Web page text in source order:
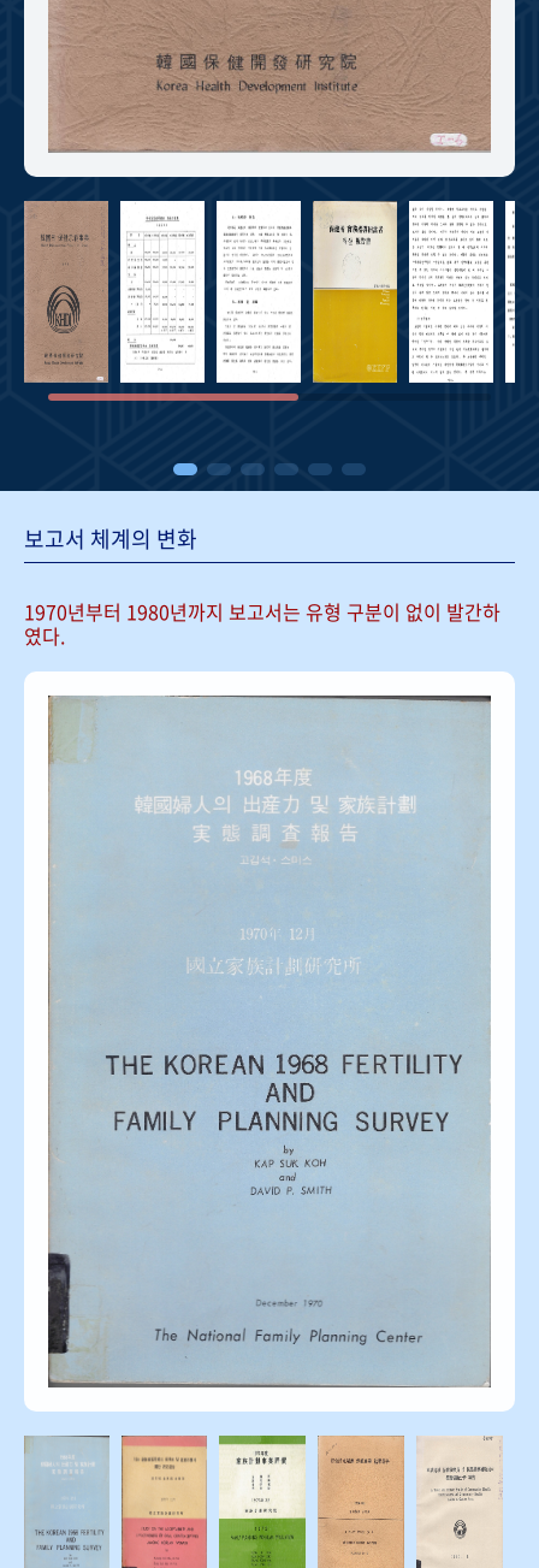
보고서 체계의 변화
1970년부터 1980년까지 보고서는 유형 구분이 없이 발간하
였다.